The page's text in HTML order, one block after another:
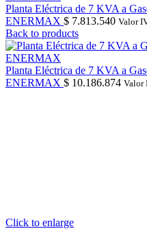
Planta Eléctrica de 7 KVA a
ENERMAX $ 7.813.540 Valor
Back to products
Planta Eléctrica de 7 KVA a
ENERMAX $ 10.186.874 Valor
Click to enlarge